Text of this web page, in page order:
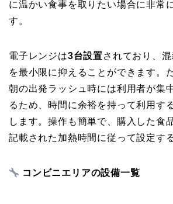
に温かい食事を取りたい場合に非常
す。
電子レンジは3台設置されており、
を最小限に抑えることができます。
朝の出発ラッシュ時には利用者が集
るため、時間に余裕を持って利用す
します。操作も簡単で、購入した食
記載された加熱時間に従って設定す
コンビニエリアの設備一覧